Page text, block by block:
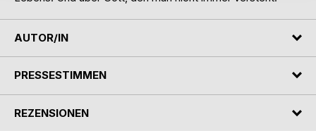
AUTOR/IN
PRESSESTIMMEN
REZENSIONEN